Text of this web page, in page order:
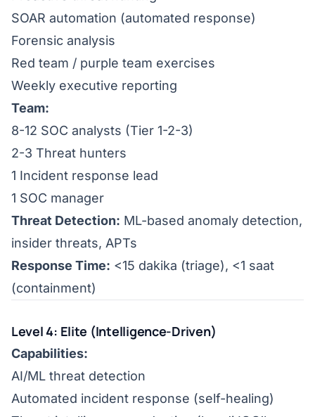
SOAR automation (automated response)
Forensic analysis
Red team / purple team exercises
Weekly executive reporting
Team:
8-12 SOC analysts (Tier 1-2-3)
2-3 Threat hunters
1 Incident response lead
1 SOC manager
Threat Detection: ML-based anomaly detection,
insider threats, APTs
Response Time: <15 dakika (triage), <1 saat
(containment)
Level 4: Elite (Intelligence-Driven)
Capabilities:
AI/ML threat detection
Automated incident response (self-healing)